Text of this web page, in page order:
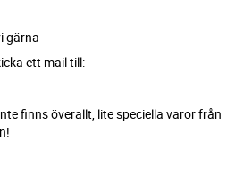
gärna
ett mail till:
finns överallt, lite speciella varor från